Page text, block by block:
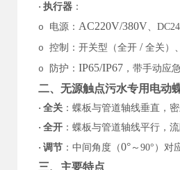
· 执行器 ：
o 电源： AC220V/380V、
o 控制：开关型（全开 / 全关）
o 防护： IP65/IP67 ，带手动应
二、 无源触点污水专用电动
· 全关 ：蝶板与管道轴线垂直，
· 全开 ：蝶板与管道轴线平行，
· 调节 ：中间角度（0° ～ 90° ）对
三、主要特点